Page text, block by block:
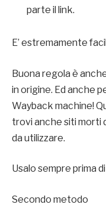
parte il link.
E’ estremamente
Buona regola è
in origine. Ed anche
Wayback machine!
trovi anche siti morti
da utilizzare.
Usalo sempre prima
Secondo metodo